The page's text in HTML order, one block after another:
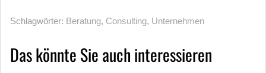
Schlagwörter: Beratung, Consulting, Unternehmen
Das könnte Sie auch interessieren